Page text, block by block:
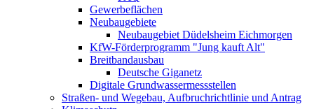
Gewerbeflächen
Neubaugebiete
Neubaugebiet Düdelsheim Eichmorgen
KfW-Förderprogramm "Jung kauft Alt"
Breitbandausbau
Deutsche Giganetz
Digitale Grundwassermessstellen
Straßen- und Wegebau, Aufbruchrichtlinie und Antrag